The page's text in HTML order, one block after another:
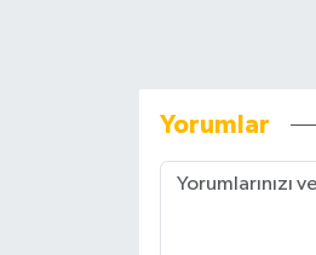
Yorumlar